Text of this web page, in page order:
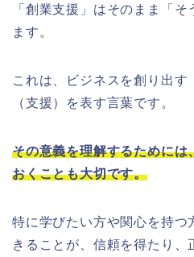
「創業支援」はそのまま「
ます。
これは、ビジネスを創り出す
（支援）を表す言葉です。
その意義を理解するためには
おくことも大切です。
特に学びたい方や関心を持つ
きることが、信頼を得たり、